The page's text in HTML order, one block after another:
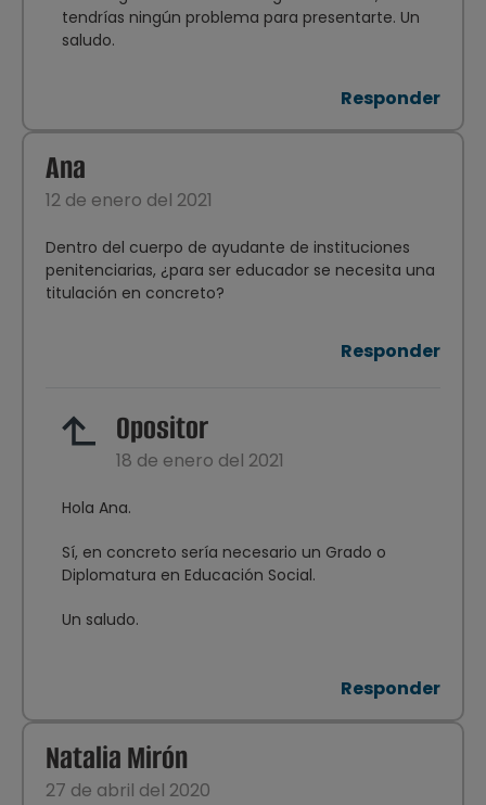
tendrías ningún problema para presentarte. Un
saludo.
Responder
Ana
12 de enero del 2021
Dentro del cuerpo de ayudante de instituciones
penitenciarias, ¿para ser educador se necesita una
titulación en concreto?
Responder
Opositor
18 de enero del 2021
Hola Ana.
Sí, en concreto sería necesario un Grado o
Diplomatura en Educación Social.
Un saludo.
Responder
Natalia Mirón
27 de abril del 2020